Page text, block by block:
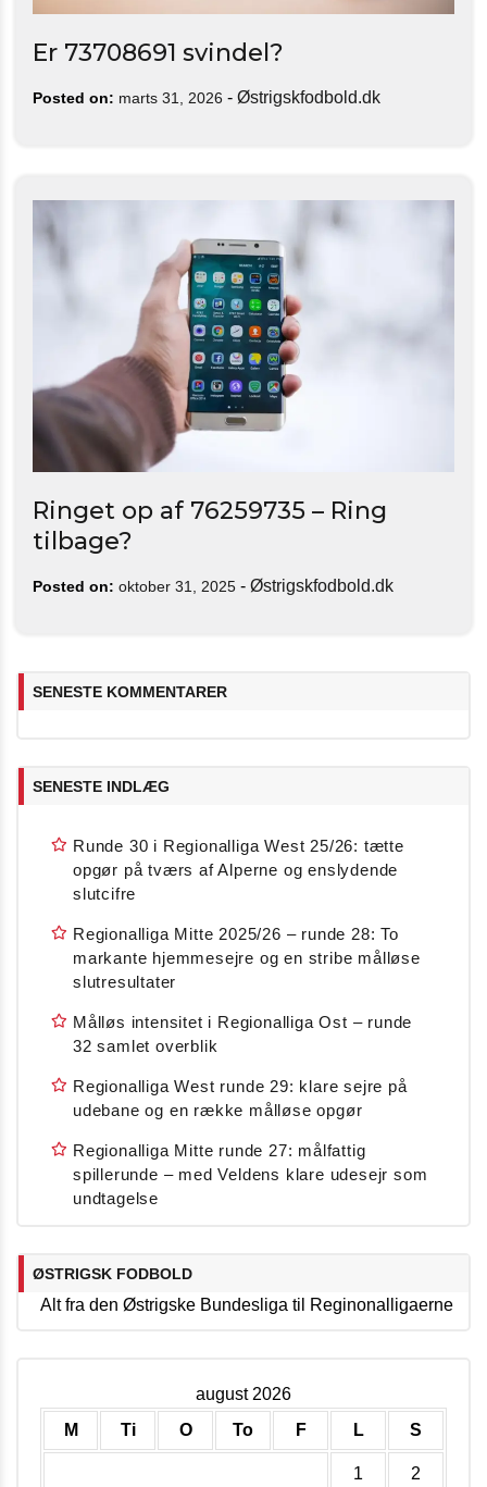
Er 73708691 svindel?
Posted on: marts 31, 2026 - Østrigskfodbold.dk
Ringet op af 76259735 – Ring
tilbage?
Posted on: oktober 31, 2025 - Østrigskfodbold.dk
SENESTE KOMMENTARER
SENESTE INDLÆG
Runde 30 i Regionalliga West 25/26: tætte
opgør på tværs af Alperne og enslydende
slutcifre
Regionalliga Mitte 2025/26 – runde 28: To
markante hjemmesejre og en stribe målløse
slutresultater
Målløs intensitet i Regionalliga Ost – runde
32 samlet overblik
Regionalliga West runde 29: klare sejre på
udebane og en række målløse opgør
Regionalliga Mitte runde 27: målfattig
spillerunde – med Veldens klare udesejr som
undtagelse
ØSTRIGSK FODBOLD
Alt fra den Østrigske Bundesliga til Reginonalligaerne
august 2026
M
Ti O To F L S
1 2